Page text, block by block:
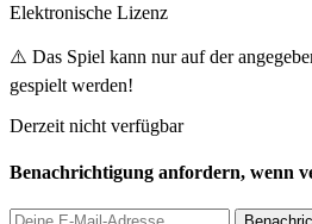
Elektronische Lizenz
⚠️ Das Spiel kann nur auf der
gespielt werden!
Derzeit nicht verfügbar
Benachrichtigung anfordern, wenn